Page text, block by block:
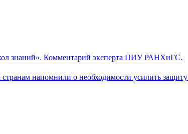
знаний». Комментарий эксперта ПИУ РАНХиГС.
напомнили о необходимости усилить защиту